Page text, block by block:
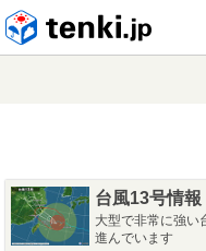
台風13号情報
大型で非常に強い
進んでいます